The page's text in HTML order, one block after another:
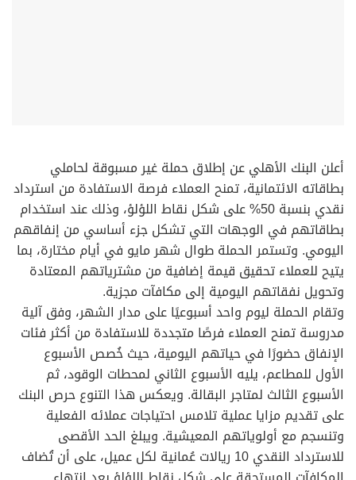
أعلن البنك الأهلي عن إطلاق حملة غير مسبوقة لحاملي
بطاقاته الائتمانية، تمنح العملاء فرصة الاستفادة من استرداد
نقدي بنسبة 50% على شكل نقاط اللؤلؤ، وذلك عند استخدام
بطاقاتهم في الوجهات التي تشكل جزء أساسي من إنفاقهم
اليومي. وتستمر الحملة طوال شهر مايو في أيام مختارة، بما
يتيح للعملاء تحقيق قيمة إضافية من مشترياتهم المعتادة
وتحويل نفقاتهم اليومية إلى مكافآت مجزية.
وتقام الحملة ليوم واحد أسبوعيًا على مدار الشهر، وفق آلية
مدروسة تمنح العملاء فرصًا متجددة للاستفادة من أكثر فئات
الإنفاق حضورًا في حياتهم اليومية، حيث خُصص الأسبوع
الأول للمطاعم، يليه الأسبوع الثاني لمحطات الوقود، ثم
الأسبوع الثالث لمتاجر البقالة. ويعكس هذا التنوع حرص البنك
على تقديم مزايا عملية تلامس احتياجات عملائه الفعلية
وتنسجم مع أولوياتهم المعيشية. ويبلغ الحد الأقصى
للاسترداد النقدي 10 ريالات عُمانية لكل عميل، على أن تُضاف